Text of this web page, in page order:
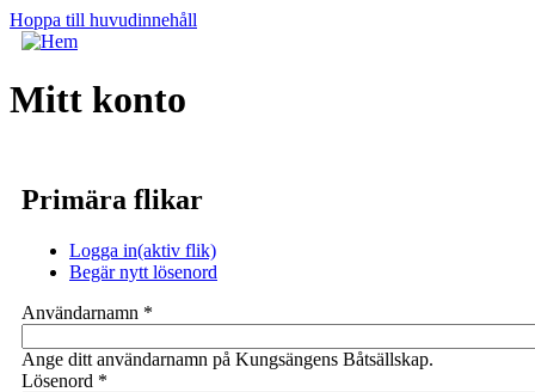
Hoppa till huvudinnehåll
Mitt konto
Primära flikar
Logga in(aktiv flik)
Begär nytt lösenord
Användarnamn *
Ange ditt användarnamn på Kungsängens Båtsällskap.
Lösenord *